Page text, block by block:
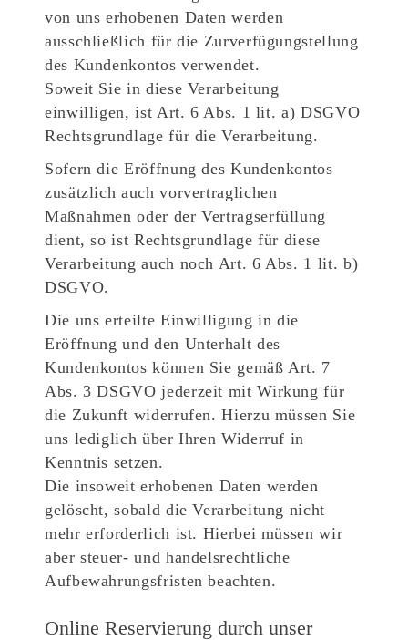
von uns erhobenen Daten werden
ausschließlich für die Zurverfügungstellung
des Kundenkontos verwendet.
Soweit Sie in diese Verarbeitung
einwilligen, ist Art. 6 Abs. 1 lit. a) DSGVO
Rechtsgrundlage für die Verarbeitung.
Sofern die Eröffnung des Kundenkontos
zusätzlich auch vorvertraglichen
Maßnahmen oder der Vertragserfüllung
dient, so ist Rechtsgrundlage für diese
Verarbeitung auch noch Art. 6 Abs. 1 lit. b)
DSGVO.
Die uns erteilte Einwilligung in die
Eröffnung und den Unterhalt des
Kundenkontos können Sie gemäß Art. 7
Abs. 3 DSGVO jederzeit mit Wirkung für
die Zukunft widerrufen. Hierzu müssen Sie
uns lediglich über Ihren Widerruf in
Kenntnis setzen.
Die insoweit erhobenen Daten werden
gelöscht, sobald die Verarbeitung nicht
mehr erforderlich ist. Hierbei müssen wir
aber steuer- und handelsrechtliche
Aufbewahrungsfristen beachten.
Online Reservierung durch unser